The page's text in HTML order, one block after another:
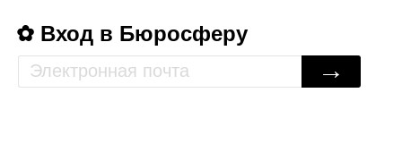
Вход в Бюросферу
→